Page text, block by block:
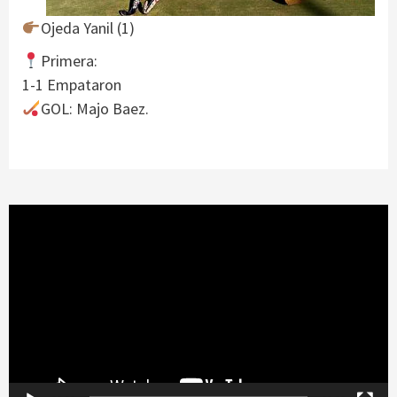
Ojeda Yanil (1)
Primera:
1-1 Empataron
GOL: Majo Baez.